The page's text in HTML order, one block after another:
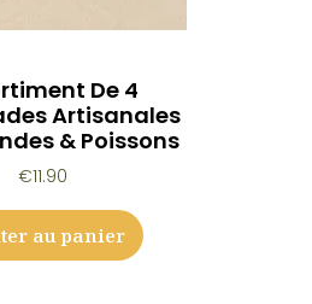
De 4
Artisanales
& Poissons
€11.90
au panier